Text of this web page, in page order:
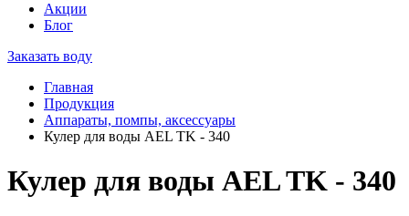
Акции
Блог
Заказать воду
Главная
Продукция
Аппараты, помпы, аксессуары
Кулер для воды AEL TK - 340
Кулер для воды AEL TK - 340